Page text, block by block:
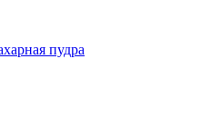
пудра